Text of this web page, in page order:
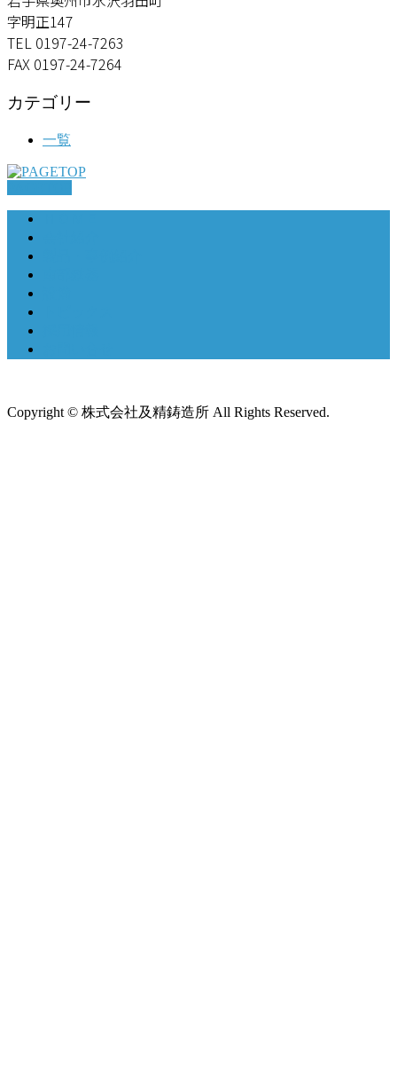
字明正147
TEL 0197-24-7263
FAX 0197-24-7264
カテゴリー
一覧
Copyright © 株式会社及精鋳造所 All Rights Reserved.